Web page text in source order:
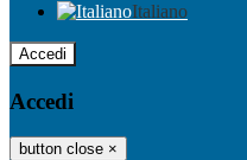
Italiano
Accedi
Accedi
button close ×